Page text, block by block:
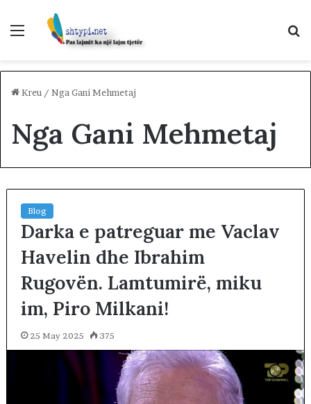
Menu
Kreu / Nga Gani Mehmetaj
Nga Gani Mehmetaj
Blog
Darka e patreguar me Vaclav
Havelin dhe Ibrahim
Rugovën. Lamtumirë, miku
im, Piro Milkani!
25 May 2025 375